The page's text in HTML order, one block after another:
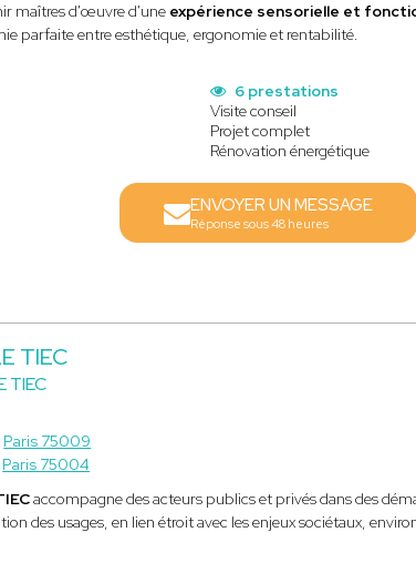
maîtres d'œuvre d'une expérience sensorielle et
parfaite entre esthétique, ergonomie et rentabilité.
6 prestations
Visite conseil
Projet complet
Rénovation énergétique
ENVOYER UN MESSAGE
Réponse sous 48 heures
TIEC
TIEC
Paris 75009
Paris 75004
accompagne des acteurs publics et privés dans des
des usages, en lien étroit avec les enjeux sociétaux,